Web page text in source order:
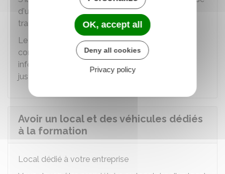
d'un
délai de 15 joursrenouvelable 1 fois pour
transmettre la
pièce justificative manquante
Le Guichet des formalités des entreprises
conserve 3 ans maximum ces données (les
informations dans la déclaration et les pièces
justificatives fournies).
Avoir un local et des véhicules dédiés
à la formation
Local dédié à votre entreprise
OK, accept all
Deny all cookies
Privacy policy